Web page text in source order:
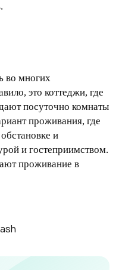
во многих
это коттеджи, где
посуточно комнаты
проживания, где
и
и гостеприимством.
проживание в